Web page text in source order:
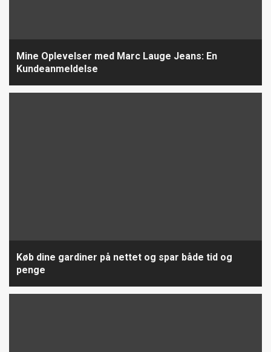
Mine Oplevelser med Marc Lauge Jeans: En
Kundeanmeldelse
Køb dine gardiner på nettet og spar både tid og
penge